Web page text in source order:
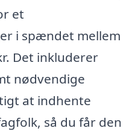
et
i spændet mellem
Det inkluderer
nødvendige
at indhente
så du får den